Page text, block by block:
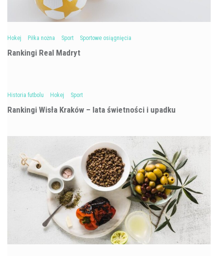
Hokej Piłka nożna Sport Sportowe osiągnięcia
Rankingi Real Madryt
Historia futbolu Hokej Sport
Rankingi Wisła Kraków – lata świetności i upadku